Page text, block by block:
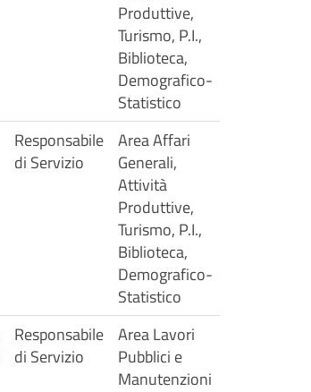
Produttive,
Turismo, P.I.,
Biblioteca,
Demografico-
Statistico
Responsabile
di Servizio
Area Affari
Generali,
Attività
Produttive,
Turismo, P.I.,
Biblioteca,
Demografico-
Statistico
Responsabile
di Servizio
Area Lavori
Pubblici e
Manutenzioni